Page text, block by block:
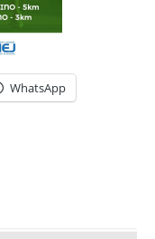
WhatsApp